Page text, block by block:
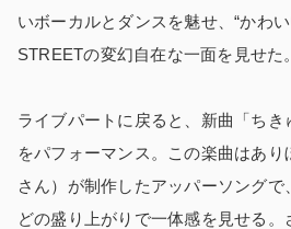
いボーカルとダンスを魅せ、“かわ
STREETの変幻自在な一面を見せた。
ライブパートに戻ると、新曲「ちき
をパフォーマンス。この楽曲はあ
さん）が制作したアッパーソング
どの盛り上がりで一体感を見せる